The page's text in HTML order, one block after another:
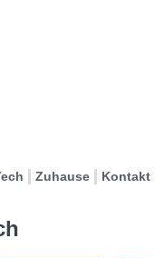
Zuhause Kontakt